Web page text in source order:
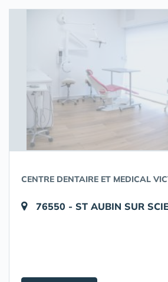
CENTRE DENTAIRE ET MEDICAL
76550 - ST AUBIN SUR SCIE